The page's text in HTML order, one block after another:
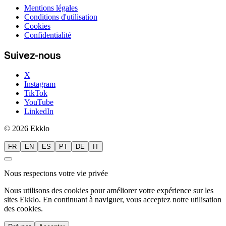
Mentions légales
Conditions d'utilisation
Cookies
Confidentialité
Suivez-nous
X
Instagram
TikTok
YouTube
LinkedIn
© 2026 Ekklo
FR EN ES PT DE IT
Nous respectons votre vie privée
Nous utilisons des cookies pour améliorer votre expérience sur les
sites Ekklo. En continuant à naviguer, vous acceptez notre utilisation
des cookies.